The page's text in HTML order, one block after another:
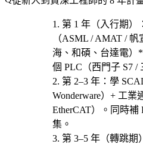
第 1 年（入行期）
（ASML / AMAT /
海、和碩、台達電
個 PLC（西門子 S7 /
第 2–3 年 ：學
Wonderware）+ 工業
EtherCAT）。同時補
集。
第 3–5 年（轉跳期）